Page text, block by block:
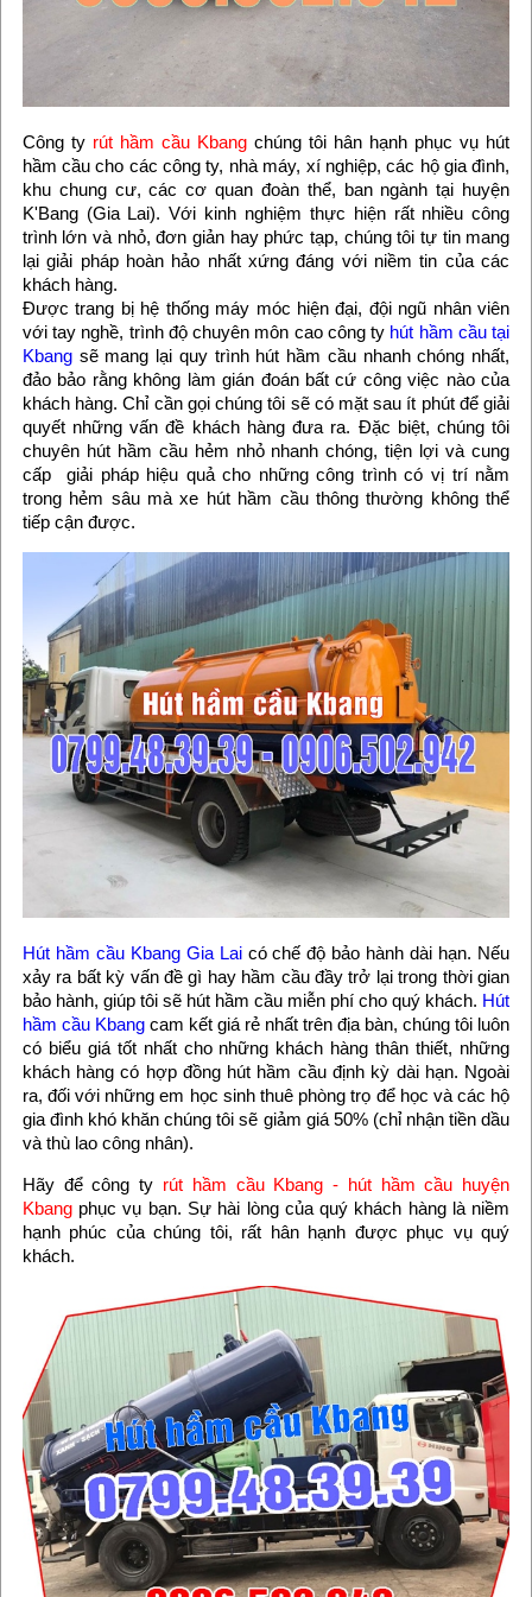
Công ty rút hầm cầu Kbangchúng tôi hân hạnh phục vụ hút
hầm cầu cho các công ty, nhà máy, xí nghiệp, các hộ gia đình,
khu chung cư, các cơ quan đoàn thể, ban ngành tại huyện
K'Bang (Gia Lai). Với kinh nghiệm thực hiện rất nhiều công
trình lớn và nhỏ, đơn giản hay phức tạp, chúng tôi tự tin mang
lại giải pháp hoàn hảo nhất xứng đáng với niềm tin của các
khách hàng.
Được trang bị hệ thống máy móc hiện đại, đội ngũ nhân viên
với tay nghề, trình độ chuyên môn cao công ty hút hầm cầu tại
Kbangsẽ mang lại quy trình hút hầm cầu nhanh chóng nhất,
đảo bảo rằng không làm gián đoán bất cứ công việc nào của
khách hàng. Chỉ cần gọi chúng tôi sẽ có mặt sau ít phút để giải
quyết những vấn đề khách hàng đưa ra. Đặc biệt, chúng tôi
chuyên hút hầm cầu hẻm nhỏ nhanh chóng, tiện lợi và cung
cấp giải pháp hiệu quả cho những công trình có vị trí nằm
trong hẻm sâu mà xe hút hầm cầu thông thường không thể
tiếp cận được.
Hút hầm cầu Kbang Gia Laicó chế độ bảo hành dài hạn. Nếu
xảy ra bất kỳ vấn đề gì hay hầm cầu đầy trở lại trong thời gian
bảo hành, giúp tôi sẽ hút hầm cầu miễn phí cho quý khách. Hút
hầm cầu Kbangcam kết giá rẻ nhất trên địa bàn, chúng tôi luôn
có biểu giá tốt nhất cho những khách hàng thân thiết, những
khách hàng có hợp đồng hút hầm cầu định kỳ dài hạn. Ngoài
ra, đối với những em học sinh thuê phòng trọ để học và các hộ
gia đình khó khăn chúng tôi sẽ giảm giá 50% (chỉ nhận tiền dầu
và thù lao công nhân).
Hãy để công ty rút hầm cầu Kbang - hút hầm cầu huyện
Kbangphục vụ bạn. Sự hài lòng của quý khách hàng là niềm
hạnh phúc của chúng tôi, rất hân hạnh được phục vụ quý
khách.